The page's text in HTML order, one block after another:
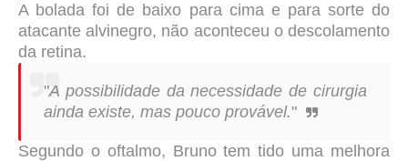
A bolada foi de baixo para cima e para sorte do
atacante alvinegro, não aconteceu o descolamento
da retina.
"A possibilidade da necessidade de cirurgia
ainda existe, mas pouco provável."
Segundo o oftalmo, Bruno tem tido uma melhora